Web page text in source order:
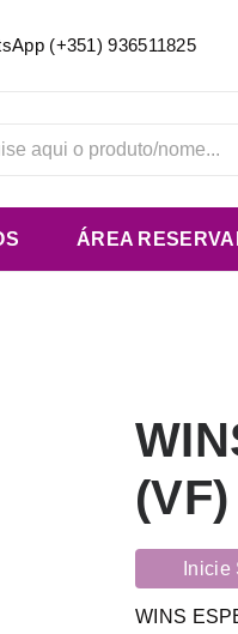
(+351) 936511825
ÁREA
(VF)
WINS